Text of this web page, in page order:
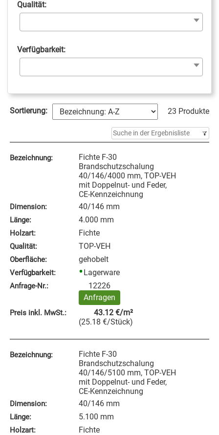
Qualität:
Verfügbarkeit:
Sortierung: 23 Produkte
Bezeichnung:
Fichte F-30
Brandschutzschalung
40/146/4000 mm, TOP-VEH
mit Doppelnut- und Feder,
CE-Kennzeichnung
Dimension: 40/146 mm
Länge: 4.000 mm
Holzart: Fichte
Qualität: TOP-VEH
Oberfläche: gehobelt
Verfügbarkeit: Lagerware
Anfrage‑Nr.:
12226
Anfragen
Preis inkl. MwSt.: 43.12 €/m²
(25.18 €/Stück)
Bezeichnung:
Fichte F-30
Brandschutzschalung
40/146/5100 mm, TOP-VEH
mit Doppelnut- und Feder,
CE-Kennzeichnung
Dimension: 40/146 mm
Länge: 5.100 mm
Holzart: Fichte